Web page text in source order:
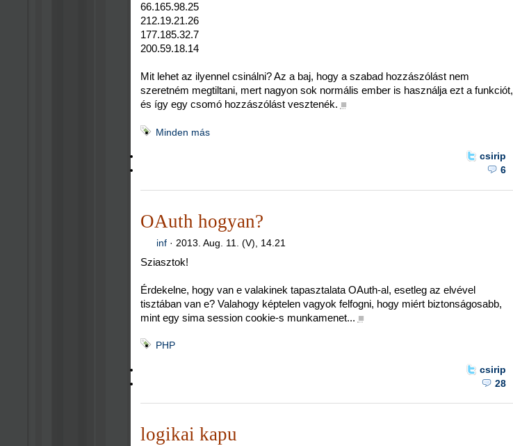
66.165.98.25
212.19.21.26
177.185.32.7
200.59.18.14
Mit lehet az ilyennel csinálni? Az a baj, hogy a szabad hozzászólást nem
szeretném megtiltani, mert nagyon sok normális ember is használja ezt a funkciót,
és így egy csomó hozzászólást vesztenék. ■
Minden más
csirip
6
OAuth hogyan?
inf ·2013. Aug. 11. (V), 14.21
Sziasztok!
Érdekelne, hogy van e valakinek tapasztalata OAuth-al, esetleg az elvével
tisztában van e? Valahogy képtelen vagyok felfogni, hogy miért biztonságosabb,
mint egy sima session cookie-s munkamenet... ■
PHP
csirip
28
logikai kapu